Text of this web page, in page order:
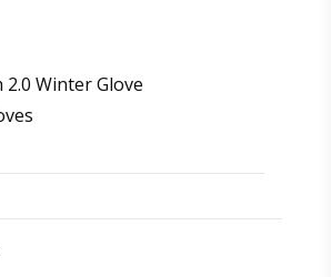
Winter Glove